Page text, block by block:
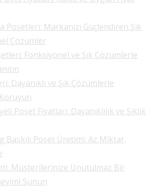
Poşetleri: Markanızı Güçlendiren Şık
Çözümler
Fonksiyonel ve Şık Çözümlerle
Dayanıklı ve Şık Çözümlerle
Koruyun
Poşet Fiyatları: Dayanıklılık ve Şıklık
Baskılı Poşet Üretimi: Az Miktar,
Müşterilerinize Unutulmaz Bir
Sunun